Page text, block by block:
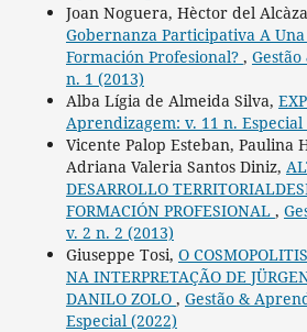
Joan Noguera, Hèctor del
Gobernanza Participativa A
Formación Profesional? ,
n. 1 (2013)
Alba Lígia de Almeida Silva,
Aprendizagem: v. 11 n. Especial
Vicente Palop Esteban, Paulina
Adriana Valeria Santos Diniz,
DESARROLLO
FORMACIÓN PROFESIONAL ,
v. 2 n. 2 (2013)
Giuseppe Tosi, O
NA INTERPRETAÇÃO DE
DANILO ZOLO , Gestão &
Especial (2022)